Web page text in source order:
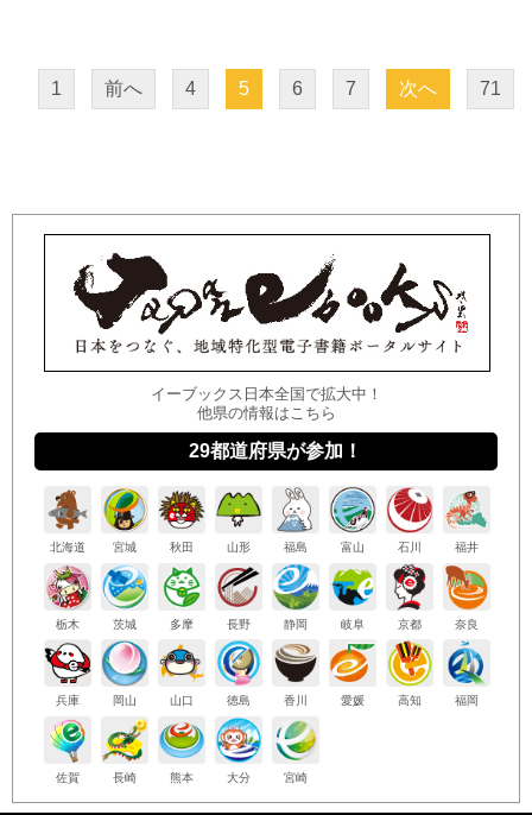
1 前へ 4 5 6 7 次へ 71
イーブックス日本全国で拡大中！
他県の情報はこちら
29都道府県が参加！
北海道 宮城 秋田 山形 福島 富山 石川 福井
栃木 茨城 多摩 長野 静岡 岐阜 京都 奈良
兵庫 岡山 山口 徳島 香川 愛媛 高知 福岡
佐賀 長崎 熊本 大分 宮崎